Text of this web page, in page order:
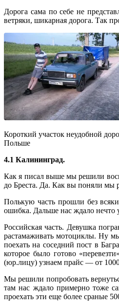
Дорога сама по себе не
ветряки, шикарная дорога. Так
Короткий участок неудобной
Польше
4.1 Калининград.
Как я писал выше мы решили
до Бреста. Да. Как вы поняли мы
Полькую часть прошли без
ошибка. Дальше нас ждало нечто
Российская часть. Девушка
растамаживать мотоциклы. Ну
поехать на соседний пост в
которое было готово
(юр.лицу) узнаем прайс — от
Мы решили попробовать
там нас ждало примерно тоже
проехать эти еще более сраные